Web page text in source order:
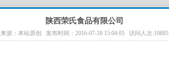
陕西荣氏食品有限公司
来源：本站原创 发布时间：2016-07-18 15:04:05 访问人次:10885